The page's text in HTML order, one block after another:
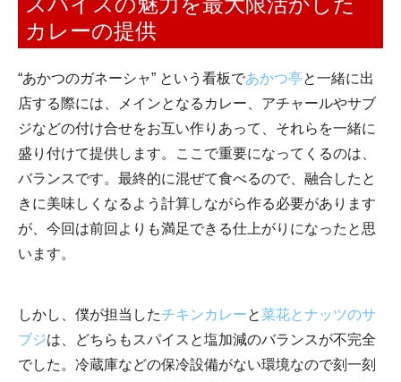
カレーの提供
“あかつのガネーシャ” という看板であかつ亭と一緒に出
店する際には、メインとなるカレー、アチャールやサブ
ジなどの付け合せをお互い作りあって、それらを一緒に
盛り付けて提供します。ここで重要になってくるのは、
バランスです。最終的に混ぜて食べるので、融合したと
きに美味しくなるよう計算しながら作る必要があります
が、今回は前回よりも満足できる仕上がりになったと思
います。
しかし、僕が担当したチキンカレーと菜花とナッツのサ
ブジは、どちらもスパイスと塩加減のバランスが不完全
でした。冷蔵庫などの保冷設備がない環境なので刻一刻